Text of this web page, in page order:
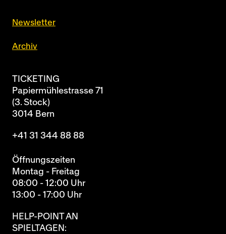
Newsletter
Archiv
TICKETING
Papiermühlestrasse 71
(3. Stock)
3014 Bern
+41 31 344 88 88
Öffnungszeiten
Montag - Freitag
08:00 - 12:00 Uhr
13:00 - 17:00 Uhr
HELP-POINT AN
SPIELTAGEN: